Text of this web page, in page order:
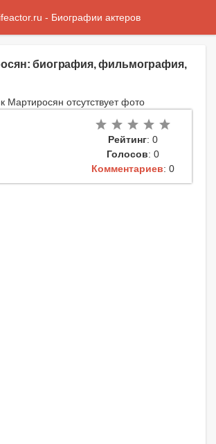
биография, фильмография,
Рейтинг: 0
Голосов: 0
Комментариев: 0